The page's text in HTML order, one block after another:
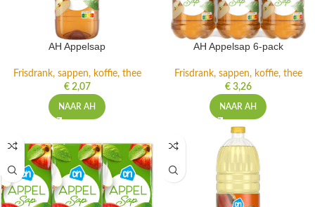
AH Appelsap
Frisdrank, sappen, koffie, thee
€2,07
NAAR AH
AH Appelsap 6-pack
Frisdrank, sappen, koffie, thee
€3,26
NAAR AH